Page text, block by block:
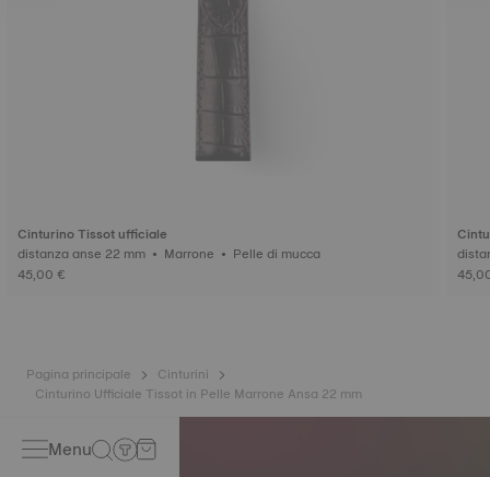
Cinturino Tissot ufficiale
distanza anse 22 mm • Marrone • Pelle di mucca
45,00 €
Pagina principale
Cinturini
Cinturino Ufficiale Tissot in Pelle Marrone Ansa 22 mm
Menu